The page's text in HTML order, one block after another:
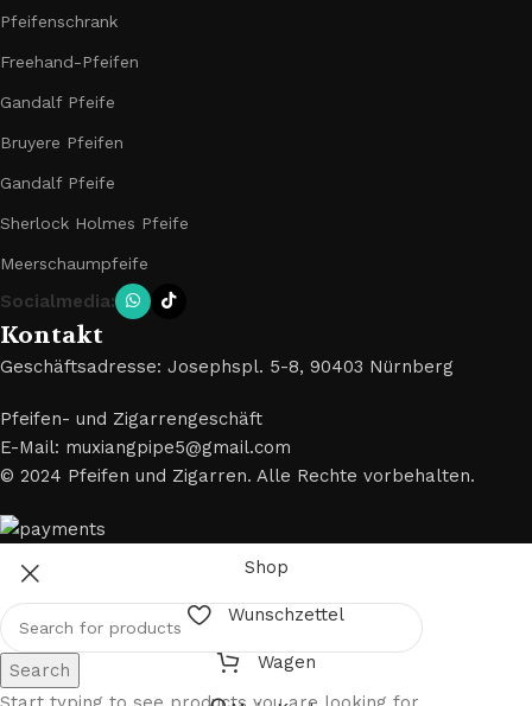
Pfeifenschrank
Freehand-Pfeifen
Gandalf Pfeife
Bruyere Pfeifen
Gandalf Pfeife
Sherlock Holmes Pfeife
Meerschaumpfeife
Socialmedia:
Kontakt
Geschäftsadresse: Josephspl. 5-8, 90403 Nürnberg
Pfeifen- und Zigarrengeschäft
E-Mail: muxiangpipe5@gmail.com
© 2024 Pfeifen und Zigarren. Alle Rechte vorbehalten.
Search
Shop
Wunschzettel
Wagen